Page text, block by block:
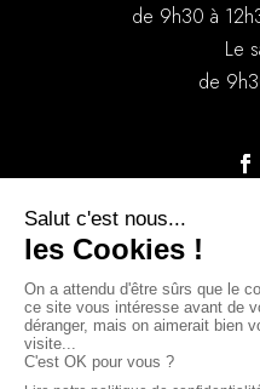
de 9h30 à
Le
de